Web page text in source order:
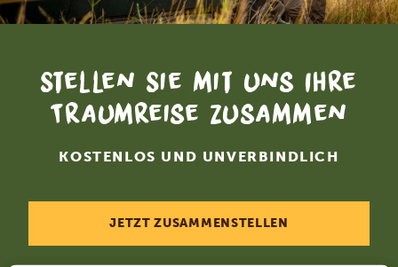
Stellen Sie mit uns Ihre
Traumreise zusammen
KOSTENLOS UND UNVERBINDLICH
JETZT ZUSAMMENSTELLEN